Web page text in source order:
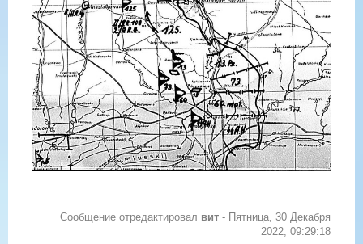
Сообщение отредактировал вит - Пятница, 30 Декабря
2022, 09:29:18